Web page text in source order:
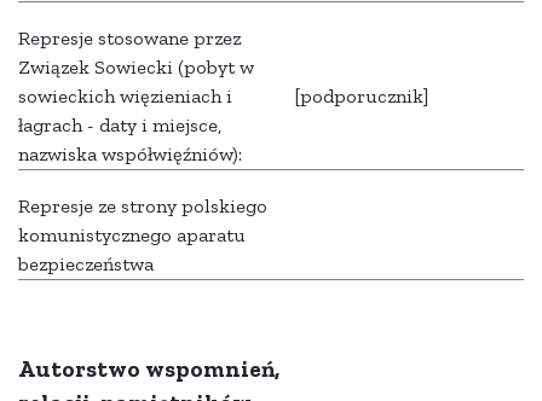
Represje stosowane przez
Związek Sowiecki (pobyt w
sowieckich więzieniach i
łagrach - daty i miejsce,
nazwiska współwięźniów):
[podporucznik]
Represje ze strony polskiego
komunistycznego aparatu
bezpieczeństwa
Autorstwo wspomnień,